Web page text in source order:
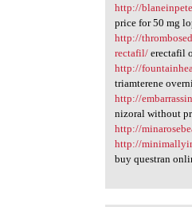
http://
price for 50 mg
http://
rectafil/erectafil
http://
triamterene
http://
nizoral without
http://
http://
buy questran